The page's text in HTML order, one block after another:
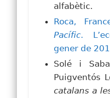
alfabètic.
Roca,
Pacífic.
gener de
Solé i
Puigventós
catalans a